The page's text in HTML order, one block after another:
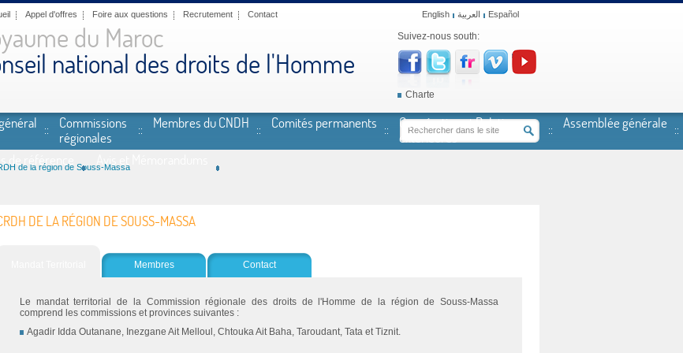
Appel d'offres Foire aux questions Recrutement Contact English العربية Español
du Maroc
national des droits de l'Homme
Suivez-nous south:
Charte
Commissions
régionales
Membres du CNDH Comités permanents
Coopération et Relations
extérieures
Assemblée générale
de référence
de la région de Souss-Massa
DE LA RÉGION DE SOUSS-MASSA
Membres Contact
Le mandat territorial de la Commission régionale des droits de l'Homme de la région de Souss-Massa
comprend les commissions et provinces suivantes :
Agadir Idda Outanane, Inezgane Ait Melloul, Chtouka Ait Baha, Taroudant, Tata et Tiznit.